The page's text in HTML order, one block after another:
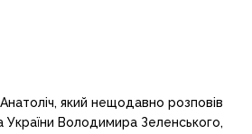
який нещодавно розповів
Володимира Зеленського,